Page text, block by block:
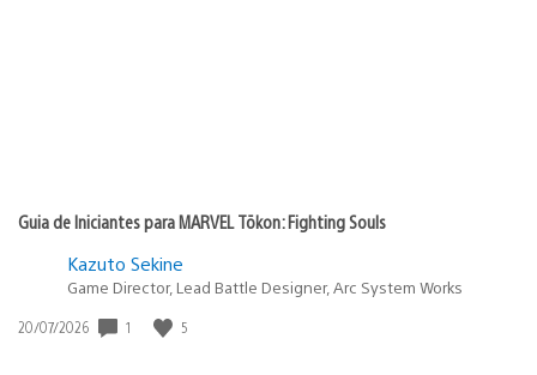
Guia de Iniciantes para MARVEL Tōkon: Fighting Souls
Kazuto Sekine
Game Director, Lead Battle Designer, Arc System Works
Data
20/07/2026 1 5